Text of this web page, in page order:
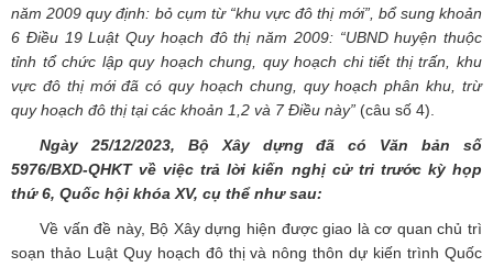
năm 2009 quy định: bỏ cụm từ “khu vực đô thị mới”, bổ sung khoản
6 Điều 19 Luật Quy hoạch đô thị năm 2009: “UBND huyện thuộc
tỉnh tổ chức lập quy hoạch chung, quy hoạch chi tiết thị trấn, khu
vực đô thị mới đã có quy hoạch chung, quy hoạch phân khu, trừ
quy hoạch đô thị tại các khoản 1,2 và 7 Điều này” (câu số 4).
Ngày25/12/2023, Bộ Xây dựng đã có Văn bản số
5976/BXD-QHKTvề việc trả lời kiến nghị cử tri trước kỳ họp
thứ 6, Quốc hội khóa XV, cụ thể như sau:
Về vấn đề này, Bộ Xây dựng hiện được giao là cơ quan chủ trì
soạn thảo Luật Quy hoạch đô thị và nông thôn dự kiến trình Quốc